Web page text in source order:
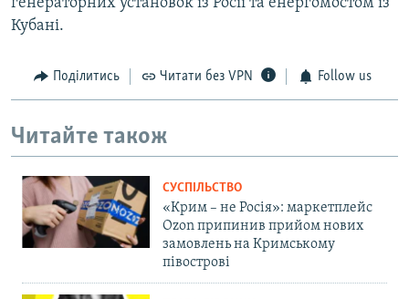
генераторних установок із Росії та енергомостом із
Кубані.
Поділитись Читати без VPN Follow us
Читайте також
СУСПІЛЬСТВО
«Крим – не Росія»: маркетплейс
Ozon припинив прийом нових
замовлень на Кримському
півострові